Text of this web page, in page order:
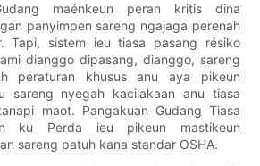
maénkeun peran kritis dina
panyimpen sareng ngajaga perenah
Tapi, sistem ieu tiasa pasang résiko
dianggo dipasang, dianggo, sareng
peraturan khusus anu aya pikeun
sareng nyegah kacilakaan anu tiasa
maot. Pangakuan Gudang Tiasa
ku Perda ieu pikeun mastikeun
sareng patuh kana standar OSHA.